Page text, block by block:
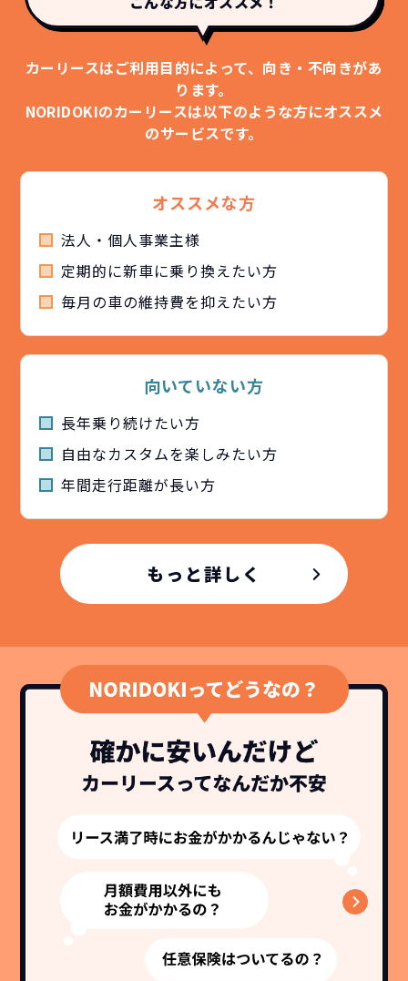
カーリースはご利用目的によって、向き・不向きがあ
ります。
NORIDOKIのカーリースは以下のような方にオススメ
のサービスです。
オススメな方
法人・個人事業主様
定期的に新車に乗り換えたい方
毎月の車の維持費を抑えたい方
向いていない方
長年乗り続けたい方
自由なカスタムを楽しみたい方
年間⾛⾏距離が⻑い方
もっと詳しく